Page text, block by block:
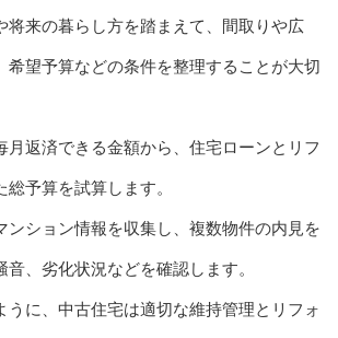
将来の暮らし方を踏まえて、間取りや広
希望予算などの条件を整理することが大切
月返済できる金額から、住宅ローンとリフ
予算を試算します。
ンション情報を収集し、複数物件の内見を
、劣化状況などを確認します。
うに、中古住宅は適切な維持管理とリフォ